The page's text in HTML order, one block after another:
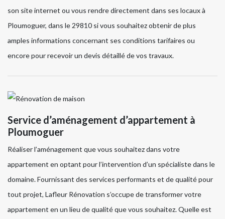
son site internet ou vous rendre directement dans ses locaux à
Ploumoguer, dans le 29810 si vous souhaitez obtenir de plus
amples informations concernant ses conditions tarifaires ou
encore pour recevoir un devis détaillé de vos travaux.
Service d’aménagement d’appartement à
Ploumoguer
Réaliser l’aménagement que vous souhaitez dans votre
appartement en optant pour l’intervention d’un spécialiste dans le
domaine. Fournissant des services performants et de qualité pour
tout projet, Lafleur Rénovation s’occupe de transformer votre
appartement en un lieu de qualité que vous souhaitez. Quelle est